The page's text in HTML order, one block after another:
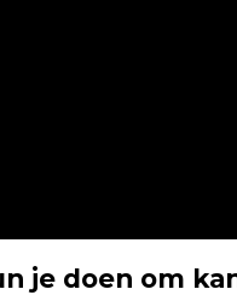
je doen om